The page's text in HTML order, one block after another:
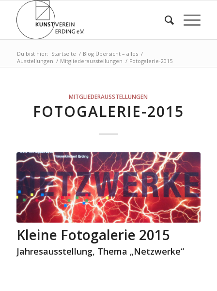
Du bist hier: Startseite / Blog Übersicht – alles /
Ausstellungen / Mitgliederausstellungen / Fotogalerie-2015
MITGLIEDERAUSSTELLUNGEN
FOTOGALERIE-2015
Kleine Fotogalerie 2015
Jahresausstellung, Thema „Netzwerke“